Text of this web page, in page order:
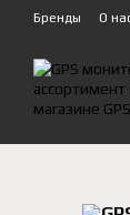
Перейти к
Бренды О